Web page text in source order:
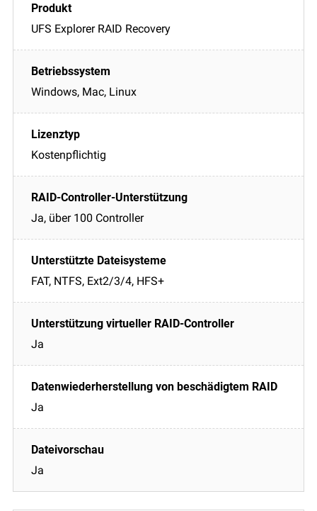
UFS Explorer RAID Recovery
Windows, Mac, Linux
Kostenpflichtig
Ja, über 100 Controller
FAT, NTFS, Ext2/3/4, HFS+
Ja
Ja
Ja